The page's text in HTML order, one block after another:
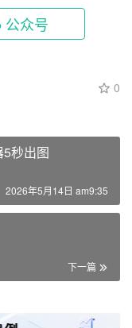
公众号
0
秒出图
2026年5月14日 am9:35
下一篇